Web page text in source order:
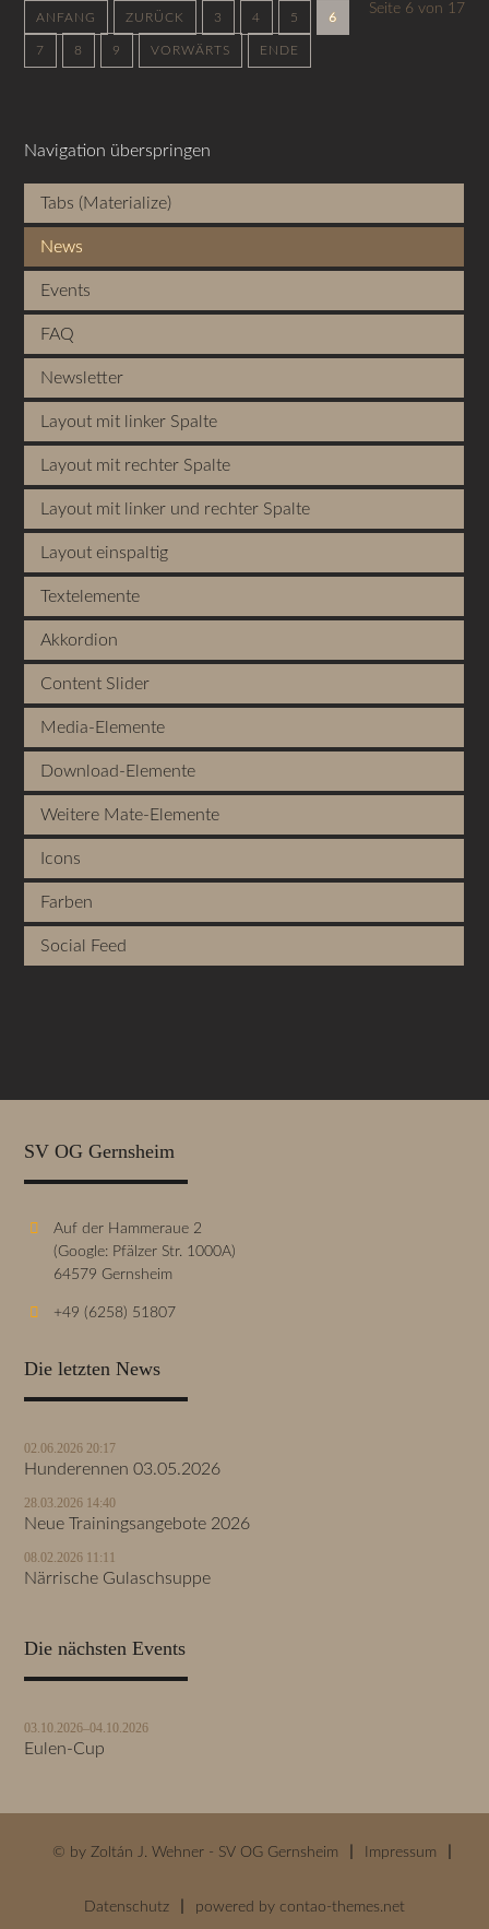
Seite 6 von 17
ANFANG ZURÜCK 3 4 5 6
7 8 9 VORWÄRTS ENDE
Navigation überspringen
Tabs (Materialize)
News
Events
FAQ
Newsletter
Layout mit linker Spalte
Layout mit rechter Spalte
Layout mit linker und rechter Spalte
Layout einspaltig
Textelemente
Akkordion
Content Slider
Media-Elemente
Download-Elemente
Weitere Mate-Elemente
Icons
Farben
Social Feed
SV OG Gernsheim
Auf der Hammeraue 2
(Google: Pfälzer Str. 1000A)
64579 Gernsheim
+49 (6258) 51807
Die letzten News
02.06.2026 20:17
Hunderennen 03.05.2026
28.03.2026 14:40
Neue Trainingsangebote 2026
08.02.2026 11:11
Närrische Gulaschsuppe
Die nächsten Events
03.10.2026–04.10.2026
Eulen-Cup
© by Zoltán J. Wehner - SV OG Gernsheim Impressum
Datenschutz powered by contao-themes.net